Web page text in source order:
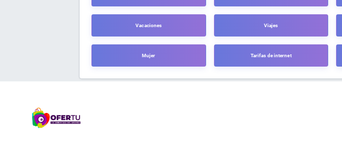
Vacaciones Viajes
Mujer Tarifas de internet